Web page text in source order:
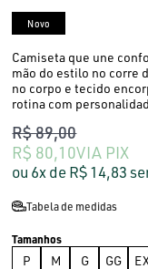
Novo
Camiseta que une
mão do estilo no corre
no corpo e tecido
rotina com
R$ 80,10VIA PIX
R$ 89,00
6x R$ 14,83
Tabela de medidas
P M G GG